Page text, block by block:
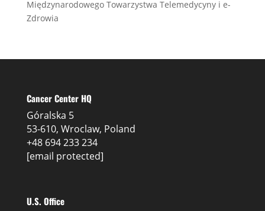
Międzynarodowego Towarzystwa Telemedycyny i e-
Zdrowia
Cancer Center HQ
Góralska 5
53-610, Wroclaw, Poland
+48 694 233 234
[email protected]
U.S. Office